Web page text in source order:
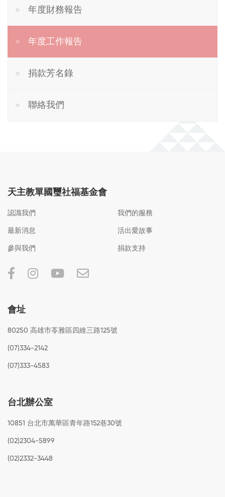
年度財務報告
年度工作報告
捐款芳名錄
聯絡我們
天主教單國璽社福基金會
認識我們 我們的服務
最新消息 活出愛故事
參與我們 捐款支持
會址
80250 高雄市苓雅區四維三路125號
(07)334-2142
(07)333-4583
台北辦公室
10851 台北市萬華區青年路152巷30號
(02)2304-5899
(02)2332-3448